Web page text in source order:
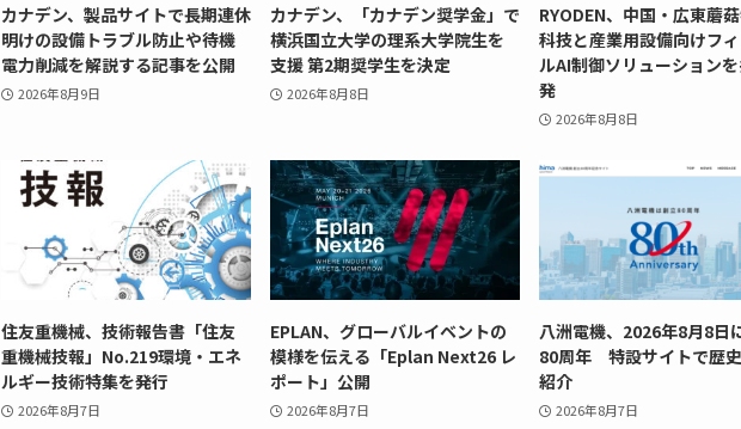
カナデン、製品サイトで長期連休
明けの設備トラブル防止や待機
電力削減を解説する記事を公開
2026年8月9日
カナデン、「カナデン奨学金」で
横浜国立大学の理系大学院生を
支援 第2期奨学生を決定
2026年8月8日
RYODEN、中国・広東蘑
科技と産業用設備向けフ
ルAI制御ソリューション
発
2026年8月8日
住友重機械、技術報告書「住友
重機械技報」No.219環境・エネ
ルギー技術特集を発行
2026年8月7日
EPLAN、グローバルイベントの
模様を伝える「Eplan Next26 レ
ポート」公開
2026年8月7日
八洲電機、2026年8月8日
80周年 特設サイトで歴
紹介
2026年8月7日